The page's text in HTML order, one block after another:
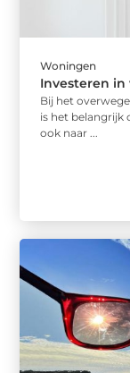
Woningen
Investeren
Bij het
is het belangrijk
ook naar ...